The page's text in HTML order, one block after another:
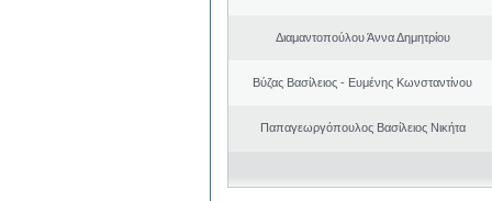
Διαμαντοπούλου Άννα Δημητρίου
Βύζας Βασίλειος - Ευμένης Κωνσταντίνου
Παπαγεωργόπουλος Βασίλειος Νικήτα